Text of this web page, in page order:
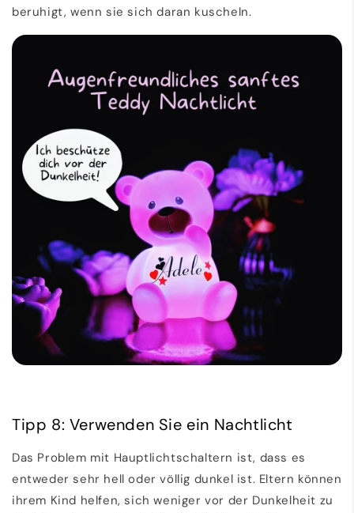
beruhigt, wenn sie sich daran kuscheln.
Tipp 8: Verwenden Sie ein Nachtlicht
Das Problem mit Hauptlichtschaltern ist, dass es
entweder sehr hell oder völlig dunkel ist. Eltern können
ihrem Kind helfen, sich weniger vor der Dunkelheit zu